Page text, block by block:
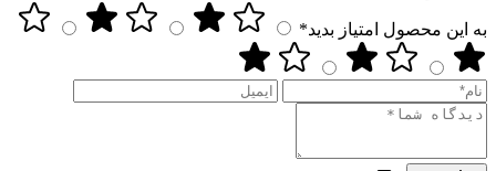
به این محصول امتیاز بدید*